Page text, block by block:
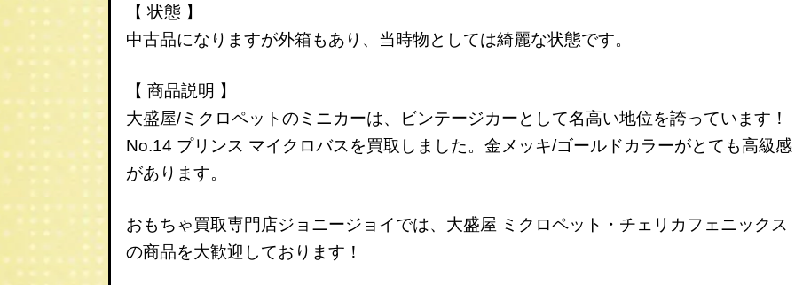
【 状態 】
中古品になりますが外箱もあり、当時物としては綺麗な状態です。
【 商品説明 】
大盛屋/ミクロペットのミニカーは、
ビンテージカーとして名高い地位を誇っています！
No.14 プリンス マイクロバスを買取しました。金メッキ/ゴールドカラーがとても高級感
があります。
おもちゃ買取専門店ジョニージョイでは、大盛屋 ミクロペット・チェリカフェニックス
の商品を大歓迎しております！